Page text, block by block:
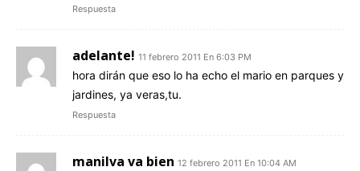
Respuesta
adelante! 11 febrero 2011 En 6:03 PM
hora dirán que eso lo ha echo el mario en parques y
jardines, ya veras,tu.
Respuesta
manilva va bien 12 febrero 2011 En 10:04 AM